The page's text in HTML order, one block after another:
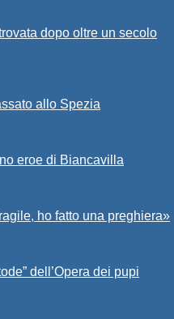
dopo oltre un secolo
allo Spezia
eroe di Biancavilla
ho fatto una preghiera»
dell’Opera dei pupi